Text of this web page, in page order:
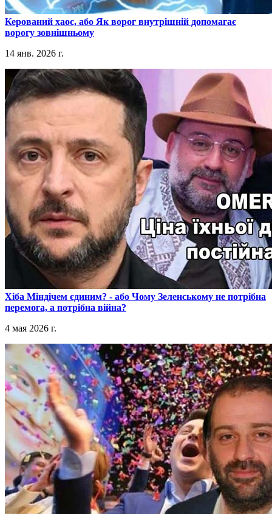
​Керований хаос, або Як ворог внутрішній допомагає
ворогу зовнішньому
14 янв. 2026 г.
​Хіба Міндічем єдиним? - або Чому Зеленському не потрібна
перемога, а потрібна війна?
4 мая 2026 г.